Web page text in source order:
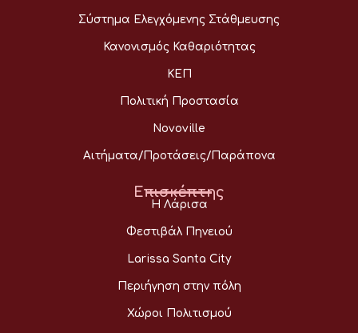
Σύστημα Ελεγχόμενης Στάθμευσης
Κανονισμός Καθαριότητας
ΚΕΠ
Πολιτική Προστασία
Novoville
Αιτήματα/Προτάσεις/Παράπονα
Επισκέπτης
Η Λάρισα
Φεστιβάλ Πηνειού
Larissa Santa City
Περιήγηση στην πόλη
Χώροι Πολιτισμού